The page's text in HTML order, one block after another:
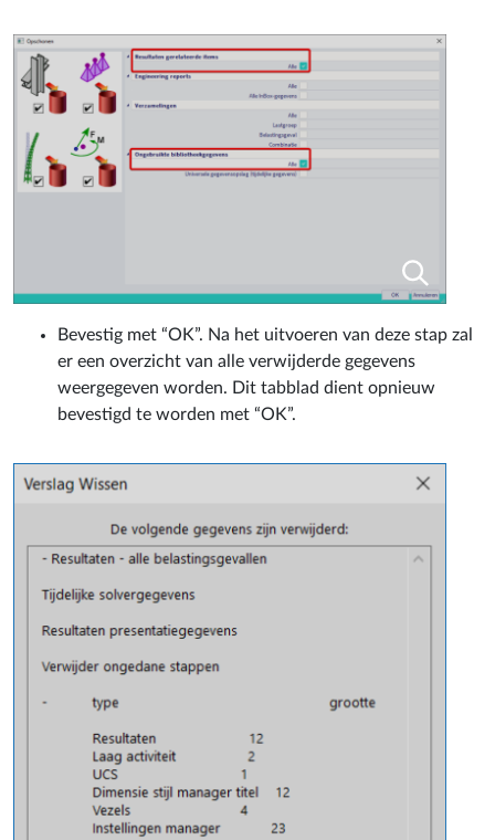
Bevestig met “OK”. Na het uitvoeren van deze stap zal
er een overzicht van alle verwijderde gegevens
weergegeven worden. Dit tabblad dient opnieuw
bevestigd te worden met “OK”.